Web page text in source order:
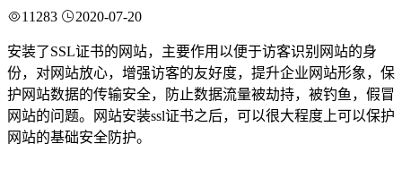
11283 2020-07-20
安装了SSL证书的网站，主要作用以便于访客识别网站的身
份，对网站放心，增强访客的友好度，提升企业网站形象，保
护网站数据的传输安全，防止数据流量被劫持，被钓鱼，假冒
网站的问题。网站安装ssl证书之后，可以很大程度上可以保护
网站的基础安全防护。